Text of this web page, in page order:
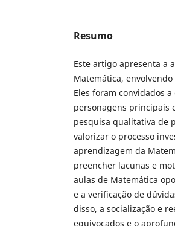
Resumo
Este artigo apresenta a
Matemática,
Eles foram convidados
personagens principais
pesquisa qualitativa de
valorizar o processo
aprendizagem da
preencher lacunas e
aulas de Matemática
e a verificação de
disso, a socialização e
equivocados e o